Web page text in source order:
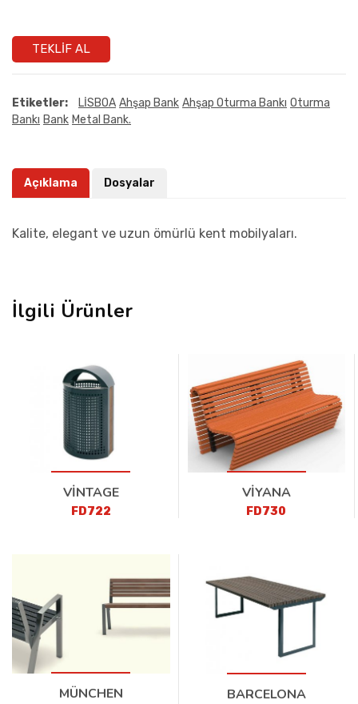
TEKLIF AL
Etiketler: LİSBOA Ahşap Bank Ahşap Oturma Bankı Oturma
Bankı Bank Metal Bank.
Açıklama Dosyalar
Kalite, elegant ve uzun ömürlü kent mobilyaları.
İlgili Ürünler
VİNTAGE
FD722
VİYANA
FD730
MÜNCHEN BARCELONA